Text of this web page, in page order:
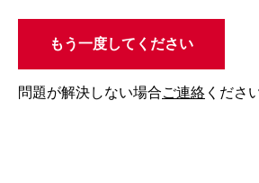
もう一度してください
問題が解決しない場合ご連絡 くださ